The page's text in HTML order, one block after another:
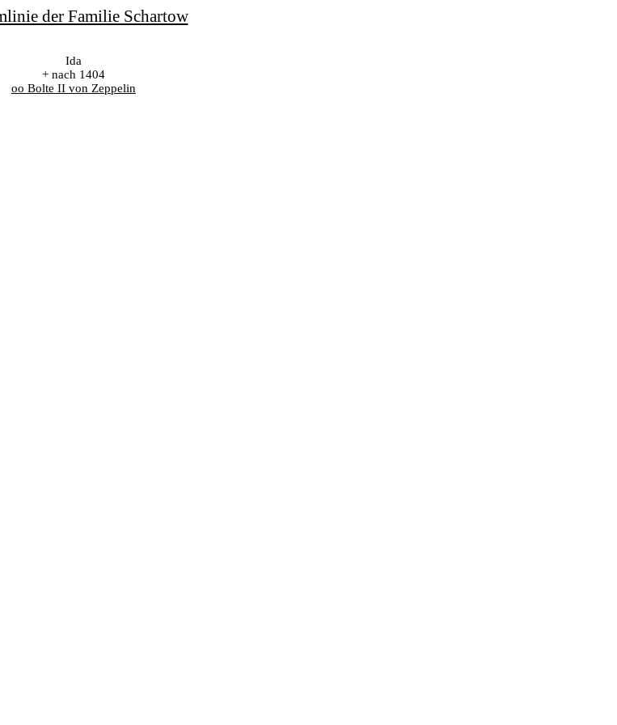
der Familie Schartow
Ida
+ nach 1404
oo Bolte II von Zeppelin